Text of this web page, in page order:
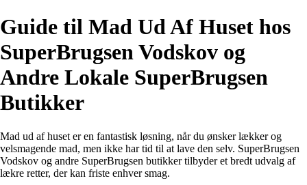
Guide til Mad Ud Af Huset hos
SuperBrugsen Vodskov og
Andre Lokale SuperBrugsen
Butikker
Mad ud af huset er en fantastisk løsning, når du ønsker lækker og
velsmagende mad, men ikke har tid til at lave den selv. SuperBrugsen
Vodskov og andre SuperBrugsen butikker tilbyder et bredt udvalg af
lækre retter, der kan friste enhver smag.